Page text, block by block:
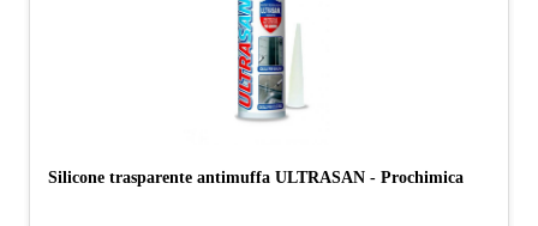
Silicone trasparente antimuffa ULTRASAN - Prochimica